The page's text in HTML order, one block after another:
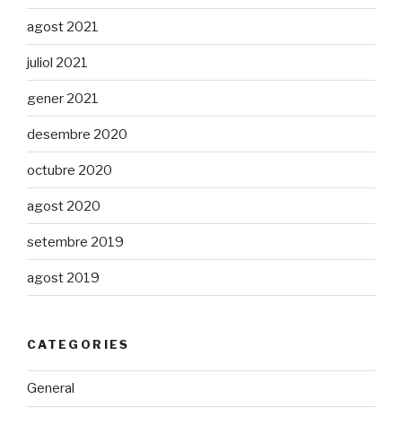
agost 2021
juliol 2021
gener 2021
desembre 2020
octubre 2020
agost 2020
setembre 2019
agost 2019
CATEGORIES
General